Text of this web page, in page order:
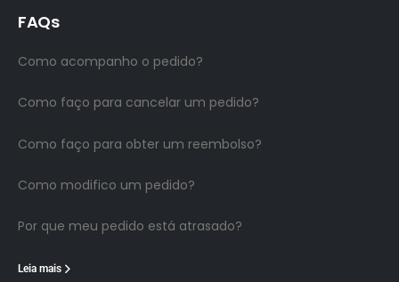
FAQs
Como acompanho o pedido?
Como faço para cancelar um pedido?
Como faço para obter um reembolso?
Como modifico um pedido?
Por que meu pedido está atrasado?
Leia mais